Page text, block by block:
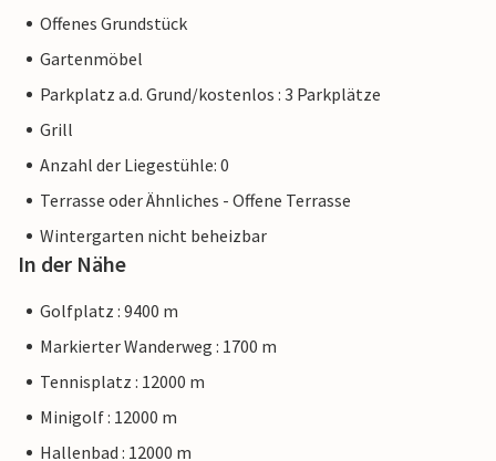
Offenes Grundstück
Gartenmöbel
Parkplatz a.d. Grund/kostenlos : 3 Parkplätze
Grill
Anzahl der Liegestühle: 0
Terrasse oder Ähnliches - Offene Terrasse
Wintergarten nicht beheizbar
In der Nähe
Golfplatz : 9400 m
Markierter Wanderweg : 1700 m
Tennisplatz : 12000 m
Minigolf : 12000 m
Hallenbad : 12000 m